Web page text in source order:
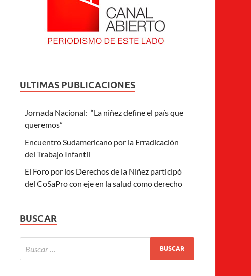
ULTIMAS PUBLICACIONES
Jornada Nacional: “La niñez define el país que
queremos”
Encuentro Sudamericano por la Erradicación
del Trabajo Infantil
El Foro por los Derechos de la Niñez participó
del CoSaPro con eje en la salud como derecho
BUSCAR